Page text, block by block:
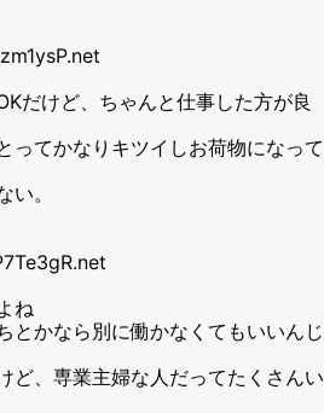
だけど、ちゃんと仕事した方が良
ってかなりキツイしお荷物になって
。
ね
とかなら別に働かなくてもいいんじ
ど、専業主婦な人だってたくさんい